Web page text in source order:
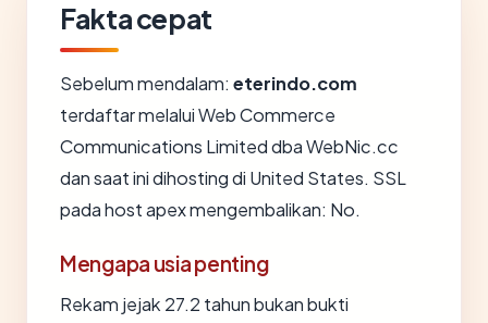
Fakta cepat
Sebelum mendalam: eterindo.com
terdaftar melalui Web Commerce
Communications Limited dba WebNic.cc
dan saat ini dihosting di United States. SSL
pada host apex mengembalikan: No.
Mengapa usia penting
Rekam jejak 27.2 tahun bukan bukti